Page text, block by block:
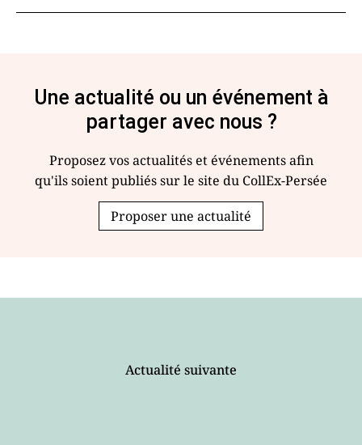
Une actualité ou un événement à
partager avec nous ?
Proposez vos actualités et événements afin
qu'ils soient publiés sur le site du CollEx-Persée
Proposer une actualité
Actualité suivante